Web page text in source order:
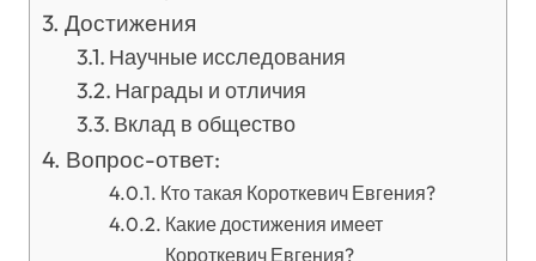
Достижения
Научные исследования
Награды и отличия
Вклад в общество
Вопрос-ответ:
Кто такая Короткевич Евгения?
Какие достижения имеет
Короткевич Евгения?